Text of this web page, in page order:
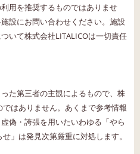
用を推奨するものではありませ
設にお問い合わせください。施設
いて株式会社LITALICOは一切責任
た第三者の主観によるもので、株
はありません。あくまで参考情報
偽・誇張を用いたいわゆる「やら
」は発見次第厳重に対処します。